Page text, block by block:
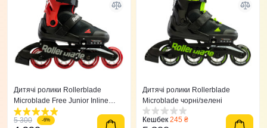
Дитячі ролики Rollerblade
Microblade Free Junior Inline
Skates червоні
5 300
-6%
Дитячі ролики Rollerblade
Microblade чорні/зелені
Кешбек 245 ₴